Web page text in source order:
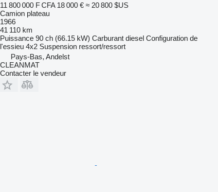
11 800 000 F CFA 18 000 € ≈ 20 800 $US
Camion plateau
1966
41 110 km
Puissance 90 ch (66.15 kW) Carburant diesel Configuration de
l'essieu 4x2 Suspension ressort/ressort
Pays-Bas, Andelst
CLEANMAT
Contacter le vendeur